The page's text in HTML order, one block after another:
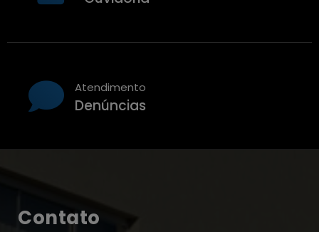
Atendimento
Denúncias
Contato